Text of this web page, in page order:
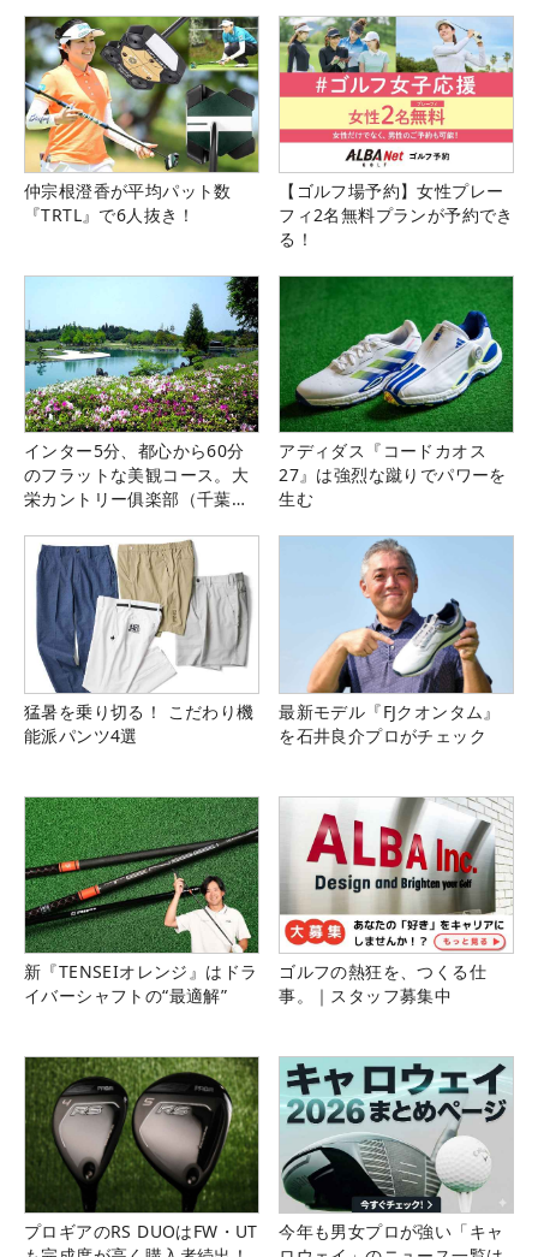
仲宗根澄香が平均パット数
『TRTL』で6人抜き！
【ゴルフ場予約】女性プレー
フィ2名無料プランが予約でき
る！
インター5分、都心から60分
のフラットな美観コース。大
栄カントリー俱楽部（千葉
アディダス『コードカオス
27』は強烈な蹴りでパワーを
生む
猛暑を乗り切る！ こだわり機
能派パンツ4選
最新モデル『FJクオンタム』
を石井良介プロがチェック
新『TENSEIオレンジ』はドラ
イバーシャフトの“最適解”
ゴルフの熱狂を、つくる仕
事。｜スタッフ募集中
プロギアのRS DUOはFW・UT
今年も男女プロが強い「キャ